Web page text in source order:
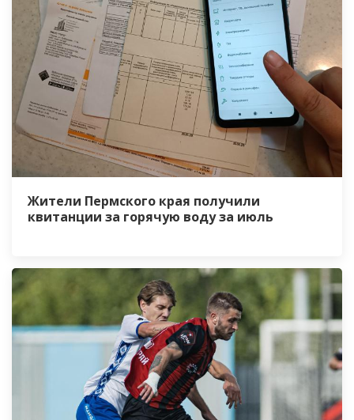
Жители Пермского края получили
квитанции за горячую воду за июль